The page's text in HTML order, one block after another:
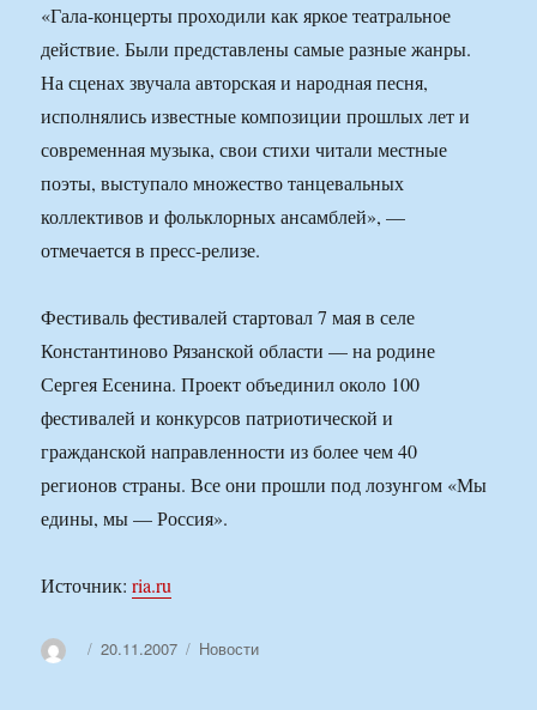
«Гала-концерты проходили как яркое театральное
действие. Были представлены самые разные жанры.
На сценах звучала авторская и народная песня,
исполнялись известные композиции прошлых лет и
современная музыка, свои стихи читали местные
поэты, выступало множество танцевальных
коллективов и фольклорных ансамблей», —
отмечается в пресс-релизе.
Фестиваль фестивалей стартовал 7 мая в селе
Константиново Рязанской области — на родине
Сергея Есенина. Проект объединил около 100
фестивалей и конкурсов патриотической и
гражданской направленности из более чем 40
регионов страны. Все они прошли под лозунгом «Мы
едины, мы — Россия».
Источник:ria.ru
АвторОпубликовано
20.11.2007 Рубрики
Новости